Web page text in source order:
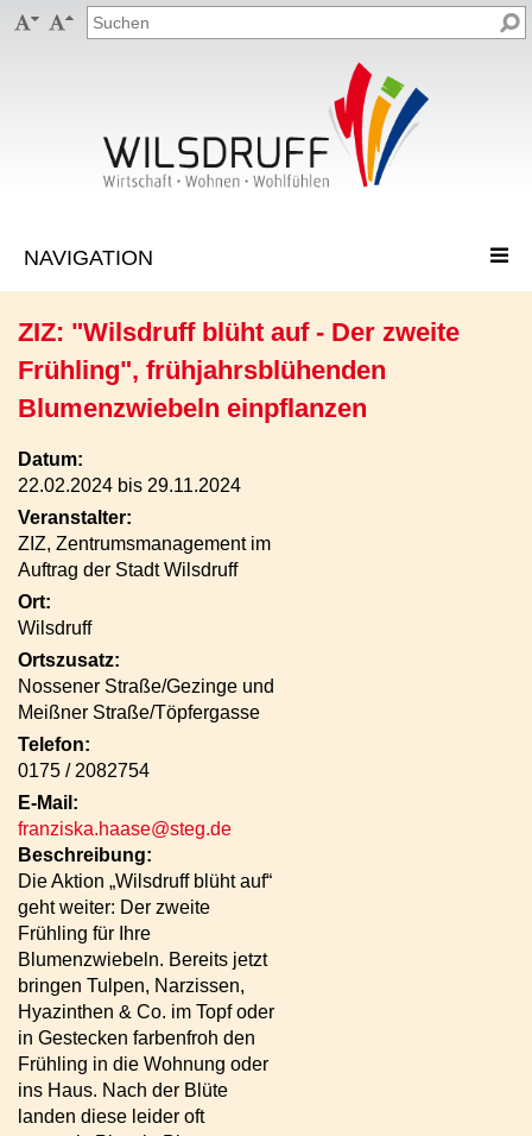
 
ZIZ: "Wilsdruff blüht auf - Der zweite
Frühling", frühjahrsblühenden
Blumenzwiebeln einpflanzen
Datum:
22.02.2024 bis 29.11.2024
Veranstalter:
ZIZ, Zentrumsmanagement im
Auftrag der Stadt Wilsdruff
Ort:
Wilsdruff
Ortszusatz:
Nossener Straße/Gezinge und
Meißner Straße/Töpfergasse
Telefon:
0175 / 2082754
E-Mail:
franziska.haase@steg.de
Beschreibung:
Die Aktion „Wilsdruff blüht auf“
geht weiter: Der zweite
Frühling für Ihre
Blumenzwiebeln. Bereits jetzt
bringen Tulpen, Narzissen,
Hyazinthen & Co. im Topf oder
in Gestecken farbenfroh den
Frühling in die Wohnung oder
ins Haus. Nach der Blüte
landen diese leider oft